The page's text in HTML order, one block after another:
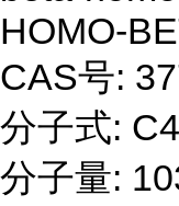
HOMO-
CAS号:
分子式:
分子量: